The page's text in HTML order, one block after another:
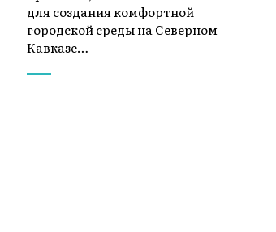
для создания комфортной
городской среды на Северном
Кавказе…